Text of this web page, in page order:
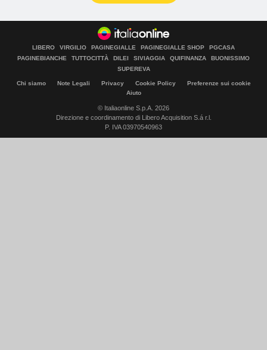
LIBERO VIRGILIO PAGINEGIALLE PAGINEGIALLE SHOP
PGCASA
PAGINEBIANCHE
TUTTOCITTÀ DILEI SIVIAGGIA QUIFINANZA
BUONISSIMO
SUPEREVA
Chi siamo Note Legali Privacy Cookie Policy
Preferenze sui cookie
Aiuto
© Italiaonline S.p.A. 2026
Direzione e coordinamento di Libero Acquisition S.á r.l.
P. IVA 03970540963